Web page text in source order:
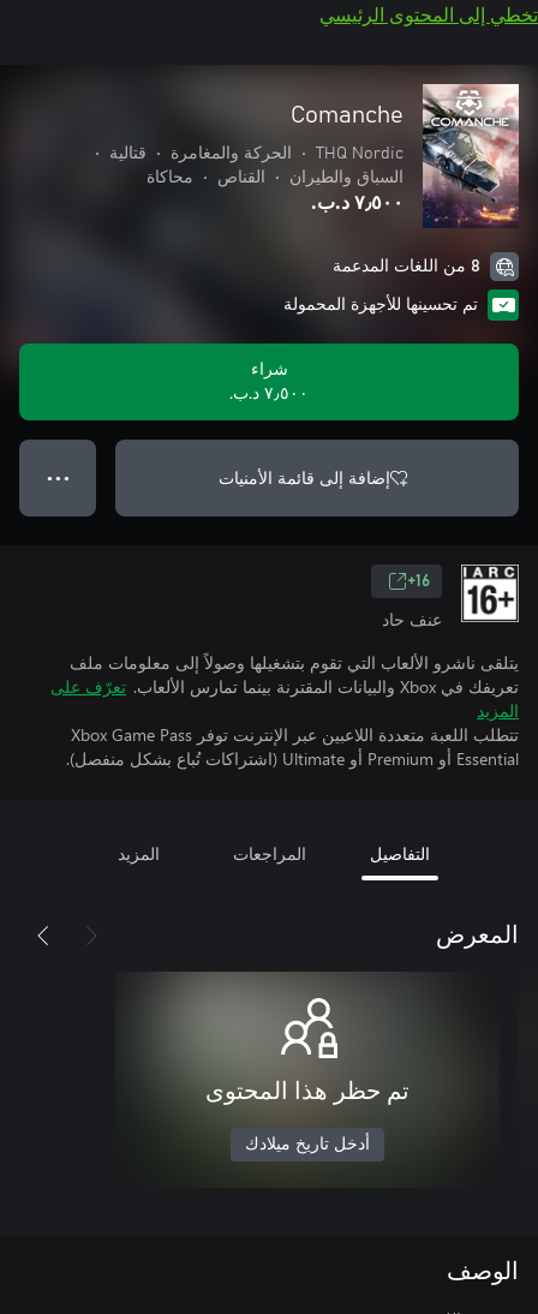
تخطي إلى المحتوى الرئيسي
Comanche
THQ Nordic
• الحركة والمغامرة • قتالية
•
السباق والطيران
• القناص • محاكاة
٧٫٥٠٠ د.ب.‏
8 من اللغات المدعمة
تم تحسينها للأجهزة المحمولة
شراء
٧٫٥٠٠ د.ب.‏
إضافة إلى قائمة الأمنيات ● ● ●
16+
عنف حاد
يتلقى ناشرو الألعاب التي تقوم بتشغيلها وصولاً إلى معلومات ملف
تعريفك في Xbox والبيانات المقترنة بينما تمارس الألعاب.
تعرّف على
المزيد
تتطلب اللعبة متعددة اللاعبين عبر الإنترنت توفر Xbox Game Pass
Essential أو Premium أو Ultimate (اشتراكات تُباع بشكل منفصل).
التفاصيل المراجعات المزيد
المعرض
تم حظر هذا المحتوى
أدخل تاريخ ميلادك
الوصف